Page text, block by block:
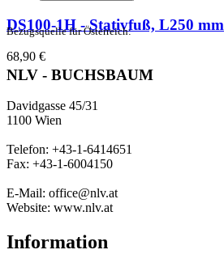
DS100-1H - Stativfuß, L250 mm
68,90 €
Bezugsquelle für Österreich:
NLV - BUCHSBAUM
Davidgasse 45/31
1100 Wien
Telefon: +43-1-6414651
Fax: +43-1-6004150
E-Mail: office@nlv.at
Website: www.nlv.at
Information